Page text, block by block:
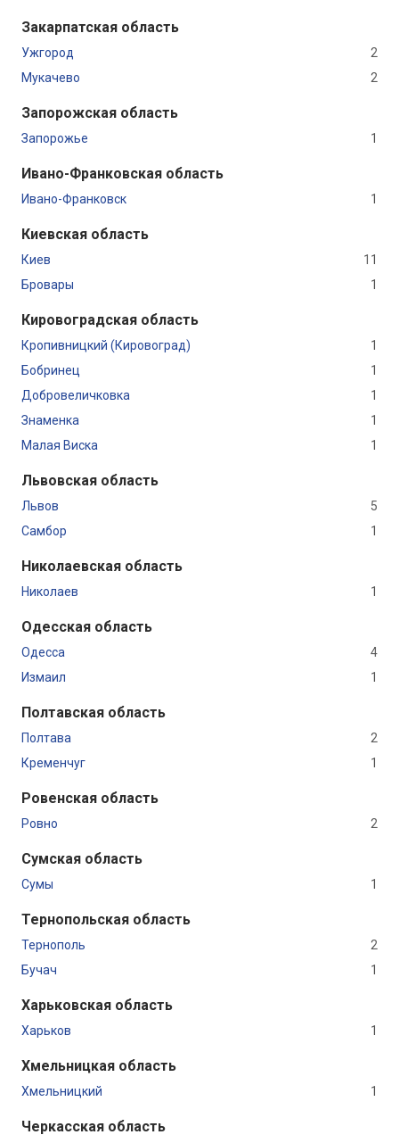
Закарпатская область
Ужгород
2
Мукачево
2
Запорожская область
Запорожье 1
Ивано-Франковская область
Ивано-Франковск 1
Киевская область
Киев
11
Бровары
1
Кировоградская область
Кропивницкий (Кировоград)
1
Бобринец
1
Добровеличковка
1
Знаменка
1
Малая Виска
1
Львовская область
Львов
5
Самбор
1
Николаевская область
Николаев 1
Одесская область
Одесса
4
Измаил
1
Полтавская область
Полтава
2
Кременчуг
1
Ровенская область
Ровно 2
Сумская область
Сумы 1
Тернопольская область
Тернополь
2
Бучач
1
Харьковская область
Харьков 1
Хмельницкая область
Хмельницкий 1
Черкасская область